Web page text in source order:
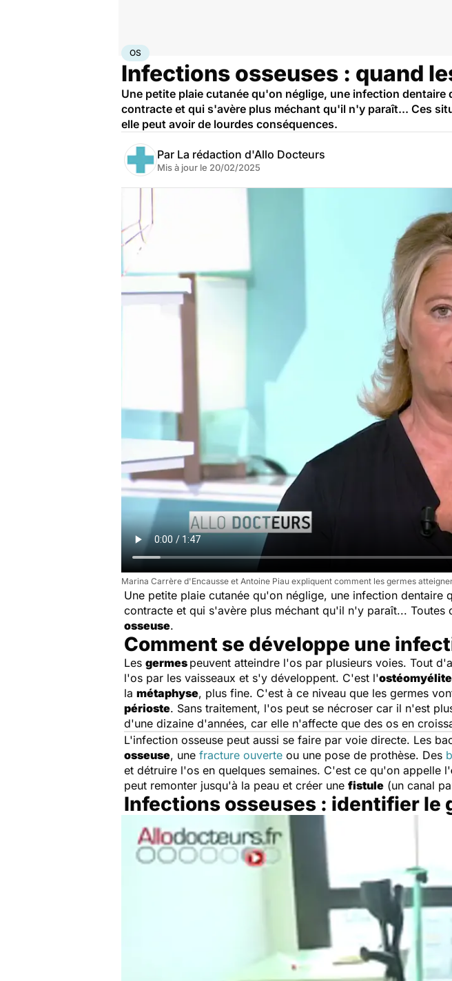
Accueil
OS
Infections osseuses : quand
Une petite plaie cutanée qu'on néglige, une infection
contracte et qui s'avère plus méchant qu'il n'y paraît... Ces
elle peut avoir de lourdes conséquences.
Par La rédaction d'Allo Docteurs
Mis à jour le 20/02/2025
Marina Carrère d'Encausse et Antoine Piau expliquent comment les germes
Une petite plaie cutanée qu'on néglige, une infection
contracte et qui s'avère plus méchant qu'il n'y paraît...
osseuse.
Comment se développe une
Les germes peuvent atteindre l'os par plusieurs voies. Tout
l'os par les vaisseaux et s'y développent. C'est l'ostéomyélite
la métaphyse, plus fine. C'est à ce niveau que les germes
périoste. Sans traitement, l'os peut se nécroser car il n'est
d'une dizaine d'années, car elle n'affecte que des os en
L'infection osseuse peut aussi se faire par voie directe. Les
osseuse, une fracture ouverte ou une pose de prothèse. Des
et détruire l'os en quelques semaines. C'est ce qu'on appelle l'
peut remonter jusqu'à la peau et créer une fistule (un canal
Infections osseuses : identifier le